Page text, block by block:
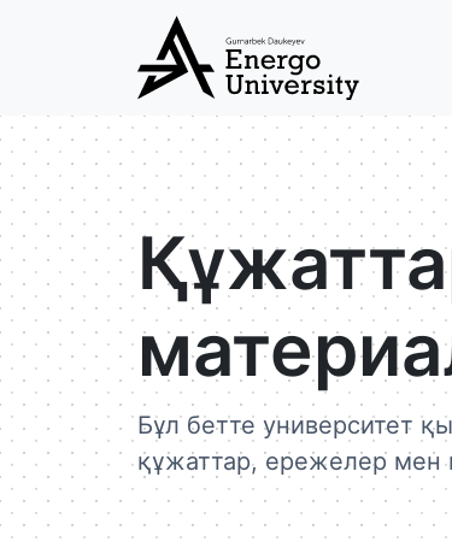
Бұл бетте университет
құжаттар, ережелер мен